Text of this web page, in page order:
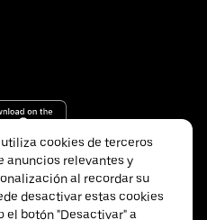
cookies de terceros
anuncios relevantes y
al recordar su
desactivar estas cookies
el botón "Desactivar" a